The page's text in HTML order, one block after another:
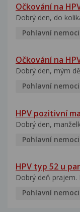
Očkování na
Dobrý den, do
Pohlavní nemoci
Očkování na
Dobrý den, mým
Pohlavní nemoci
HPV pozitivní
Dobrý den,
Pohlavní nemoci
HPV typ 52 u
Dobrý deň prajem.
Pohlavní nemoci